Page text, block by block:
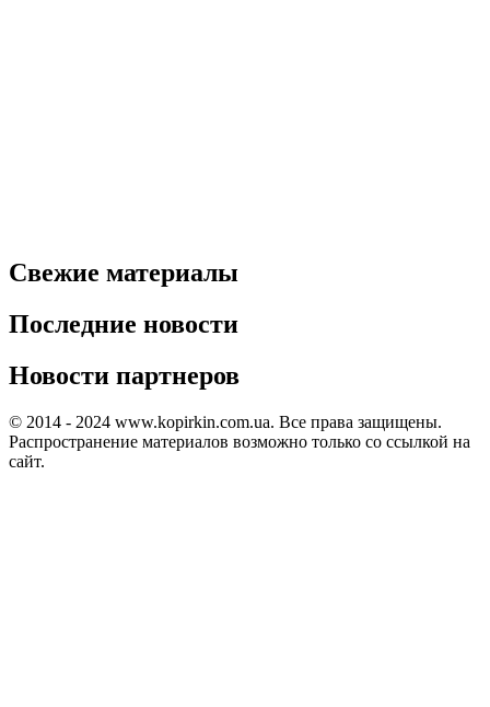
Свежие материалы
Последние новости
Новости партнеров
© 2014 - 2024 www.kopirkin.com.ua. Все права защищены.
Распространение материалов возможно только со ссылкой на
сайт.